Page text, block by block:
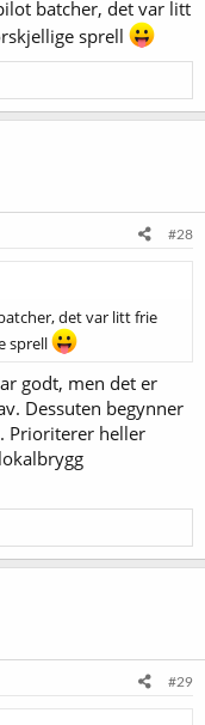
batcher, det var litt
sprell
#28
det var litt frie
sprell
godt, men det er
Dessuten begynner
Prioriterer heller
#29